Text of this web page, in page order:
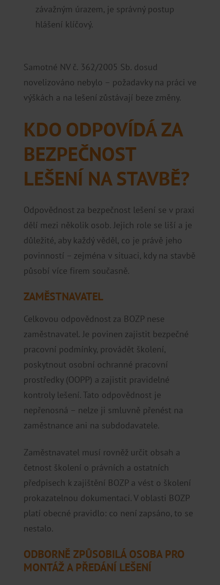
závažným úrazem, je správný postup
hlášení klíčový.
Samotné NV č. 362/2005 Sb. dosud
novelizováno nebylo – požadavky na práci ve
výškách a na lešení zůstávají beze změny.
KDO ODPOVÍDÁ ZA
BEZPEČNOST
LEŠENÍ NA STAVBĚ?
Odpovědnost za bezpečnost lešení se v praxi
dělí mezi několik osob. Jejich role se liší a je
důležité, aby každý věděl, co je právě jeho
povinností – zejména v situaci, kdy na stavbě
působí více firem současně.
ZAMĚSTNAVATEL
Celkovou odpovědnost za BOZP nese
zaměstnavatel. Je povinen zajistit bezpečné
pracovní podmínky, provádět školení,
poskytnout osobní ochranné pracovní
prostředky (OOPP) a zajistit pravidelné
kontroly lešení. Tato odpovědnost je
nepřenosná – nelze ji smluvně přenést na
zaměstnance ani na subdodavatele.
Zaměstnavatel musí rovněž určit obsah a
četnost školení o právních a ostatních
předpisech k zajištění BOZP a vést o školení
prokazatelnou dokumentaci. V oblasti BOZP
platí obecné pravidlo: co není zapsáno, to se
nestalo.
ODBORNĚ ZPŮSOBILÁ OSOBA PRO
MONTÁŽ A PŘEDÁNÍ LEŠENÍ